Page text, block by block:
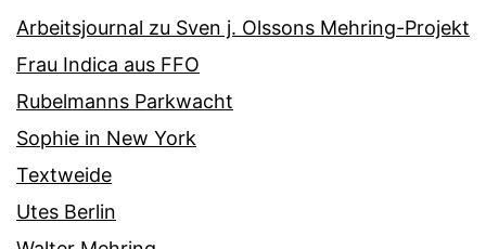
Arbeitsjournal zu Sven j. Olssons Mehring-Projekt
Frau Indica aus FFO
Rubelmanns Parkwacht
Sophie in New York
Textweide
Utes Berlin